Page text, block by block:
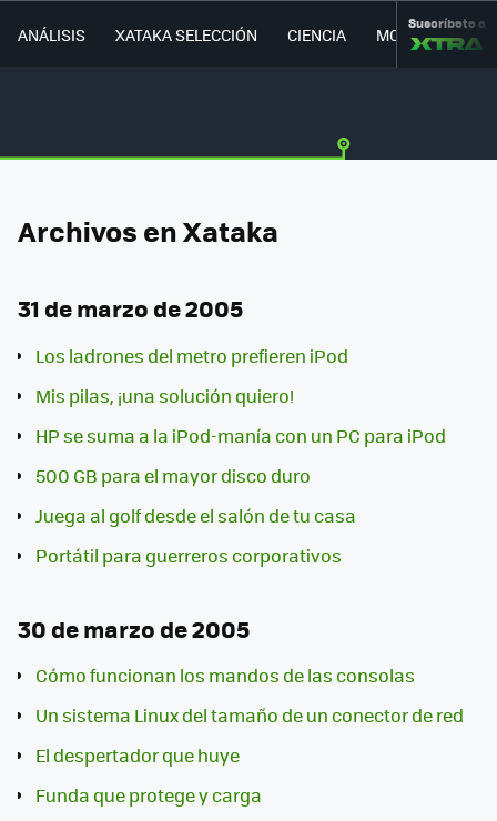
ANÁLISIS XATAKA SELECCIÓN CIENCIA MOVILIDAD
Suscríbete a
Archivos en Xataka
31 de marzo de 2005
Los ladrones del metro prefieren iPod
Mis pilas, ¡una solución quiero!
HP se suma a la iPod-manía con un PC para iPod
500 GB para el mayor disco duro
Juega al golf desde el salón de tu casa
Portátil para guerreros corporativos
30 de marzo de 2005
Cómo funcionan los mandos de las consolas
Un sistema Linux del tamaño de un conector de red
El despertador que huye
Funda que protege y carga